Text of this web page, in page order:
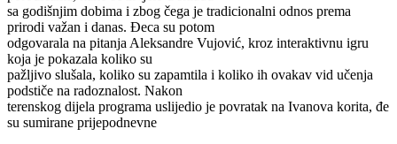
sa godišnjim dobima i zbog čega je tradicionalni odnos prema
prirodi važan i danas. Đeca su potom
odgovarala na pitanja Aleksandre Vujović, kroz interaktivnu igru
koja je pokazala koliko su
pažljivo slušala, koliko su zapamtila i koliko ih ovakav vid učenja
podstiče na radoznalost. Nakon
terenskog dijela programa uslijedio je povratak na Ivanova korita, đe
su sumirane prijepodnevne